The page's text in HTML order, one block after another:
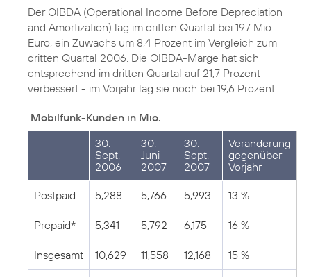
Der OIBDA (Operational Income Before Depreciation
and Amortization) lag im dritten Quartal bei 197 Mio.
Euro, ein Zuwachs um 8,4 Prozent im Vergleich zum
dritten Quartal 2006. Die OIBDA-Marge hat sich
entsprechend im dritten Quartal auf 21,7 Prozent
verbessert - im Vorjahr lag sie noch bei 19,6 Prozent.
Mobilfunk-Kunden in Mio.
30.
Sept.
2006
30.
Juni
2007
30.
Sept.
2007
Veränderung
gegenüber
Vorjahr
Postpaid 5,288 5,766 5,993 13 %
Prepaid* 5,341 5,792 6,175 16 %
Insgesamt 10,629 11,558 12,168 15 %